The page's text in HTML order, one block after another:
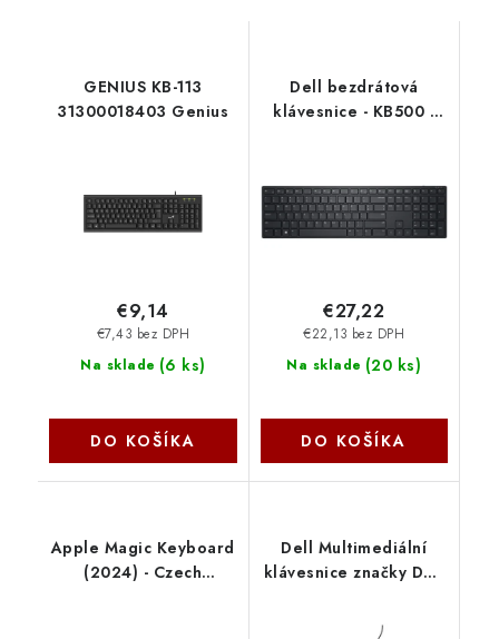
GENIUS KB-113
31300018403 Genius
Na sklade (6 ks)
€7,43 bez DPH
€9,14
DO KOŠÍKA
Dell bezdrátová
klávesnice - KB500 -
Na sklade (20 ks)
€22,13 bez DPH
€27,22
DO KOŠÍKA
Apple Magic Keyboard
(2024) - Czech
Dell Multimediální
klávesnice značky Dell
580-ADGQ